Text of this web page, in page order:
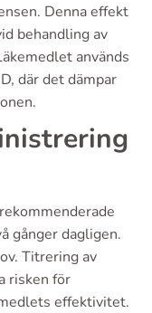
Denna effekt
behandling av
används
där det dämpar
gånger dagligen.
Titrering av
risken för
effektivitet.